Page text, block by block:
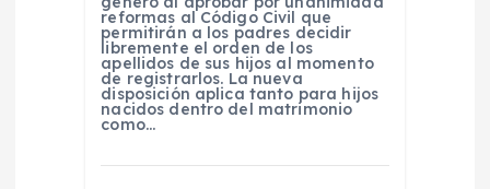
reformas al Código Civil que
permitirán a los padres decidir
libremente el orden de los
apellidos de sus hijos al momento
de registrarlos. La nueva
disposición aplica tanto para hijos
nacidos dentro del matrimonio
como…